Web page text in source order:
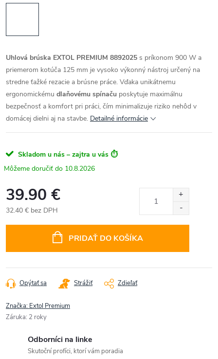
Uhlová brúska EXTOL PREMIUM 8892025 s príkonom 900 W a
priemerom kotúča 125 mm je vysoko výkonný nástroj určený na
stredne ťažké rezacie a brúsne práce. Vďaka unikátnemu
ergonomickému dlaňovému spínaču poskytuje maximálnu
bezpečnosť a komfort pri práci, čím minimalizuje riziko nehôd v
domácej dielni aj na stavbe. Detailné informácie
Skladom u nás – zajtra u vás ⏱️
10.8.2026
39.90 €
32.40 € bez DPH
PRIDAŤ DO KOŠÍKA
Opýtať sa Strážiť Zdieľať
Značka: Extol Premium
Záruka: 2 roky
Odborníci na linke
Skutoční profíci, ktorí vám poradia